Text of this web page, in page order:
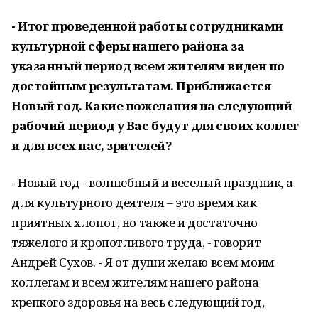
- Итог проведенной работы сотрудниками
культурной сферы нашего района за
указанный период всем жителям виден по
достойным результатам. Приближается
Новый год. Какие пожелания на следующий
рабочий период у Вас будут для своих коллег
и для всех нас, зрителей?
- Новый год - волшебный и веселый праздник, а
для культурного деятеля – это время как
приятных хлопот, но также и достаточно
тяжелого и кропотливого труда, - говорит
Андрей Сухов. - Я от души желаю всем моим
коллегам и всем жителям нашего района
крепкого здоровья на весь следующий год,